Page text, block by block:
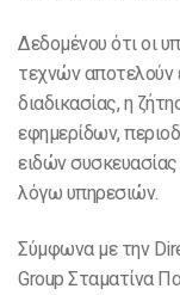
Δεδομένου ότι οι
τεχνών αποτελούν
διαδικασίας, η
εφημερίδων,
ειδών συσκευασίας
λόγω υπηρεσιών.
Σύμφωνα με την
Group Σταματίνα